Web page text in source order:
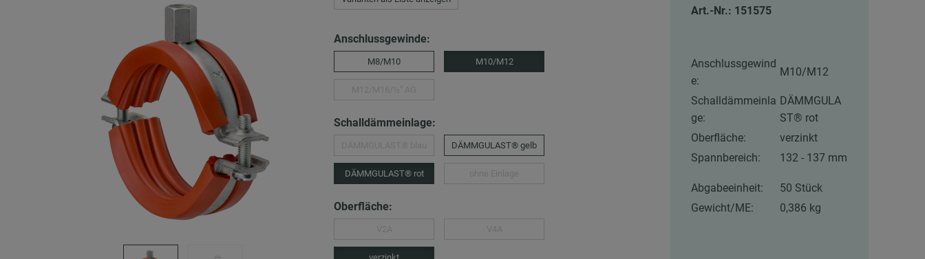
Anschlussgewinde:
M8/M10 M10/M12
Schalldämmeinlage:
DÄMMGULAST® gelb
DÄMMGULAST® rot
Oberfläche:
Art.-Nr.: 151575
Anschlussgewind
e:
M10/M12
Schalldämmeinla
ge:
DÄMMGULA
ST® rot
Oberfläche:
verzinkt
Spannbereich:
132 - 137 mm
Abgabeeinheit:
50 Stück
Gewicht/ME:
0,386 kg